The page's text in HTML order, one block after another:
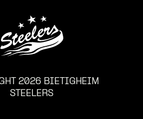
2026 BIETIGHEIM
STEELERS